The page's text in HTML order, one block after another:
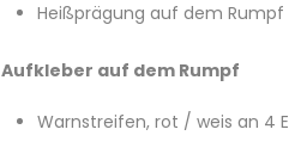
Heißprägung auf dem
Aufkleber auf dem Rumpf
Warnstreifen, rot / weis an 4